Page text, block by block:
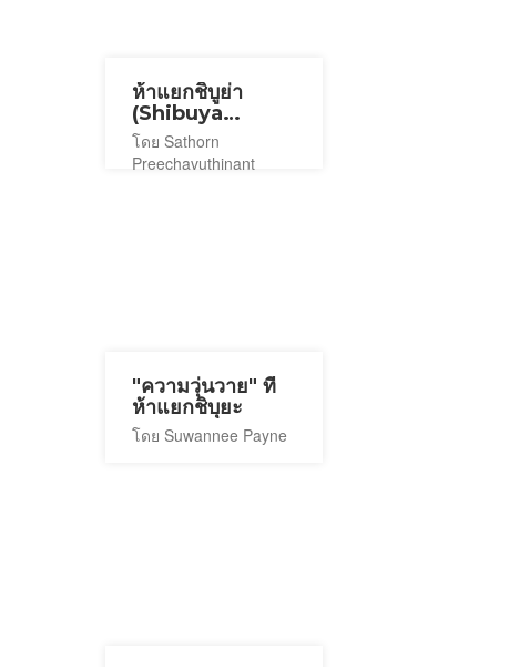
ห้าแยกชิบูย่า
(Shibuya
Crossing)
โดย Sathorn
Preechavuthinant
"ความวุ่นวาย" ที่
ห้าแยกชิบุยะ
โดย Suwannee Payne